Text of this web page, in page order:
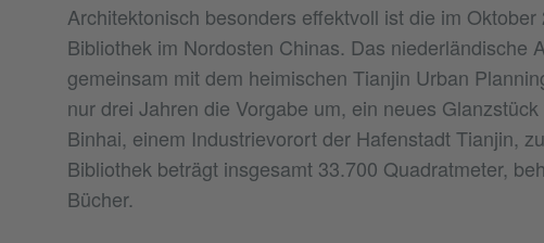
Architektonisch besonders effektvoll ist die im
Bibliothek im Nordosten Chinas. Das niederländische
gemeinsam mit dem heimischen Tianjin Urban
nur drei Jahren die Vorgabe um, ein neues
Binhai, einem Industrievorort der Hafenstadt Tianjin,
Bibliothek beträgt insgesamt 33.700 Quadratmeter,
Bücher.